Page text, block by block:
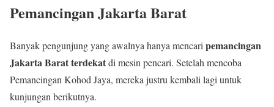
Pemancingan Jakarta Barat
Banyak pengunjung yang awalnya hanya mencaripemancingan
Jakarta Barat terdekatdi mesin pencari. Setelah mencoba
Pemancingan Kohod Jaya, mereka justru kembali lagi untuk
kunjungan berikutnya.